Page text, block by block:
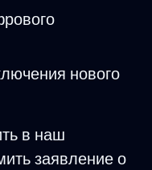
нового
в наш
заявление о